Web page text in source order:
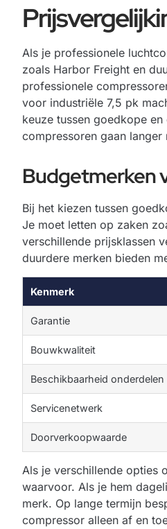
Als je professionele
zoals Harbor Freight en
professionele
voor industriële 7,5 pk
keuze tussen goedkope
compressoren gaan
Budgetmerken
Bij het kiezen tussen
Je moet letten op zaken
verschillende prijsklassen
duurdere merken bieden
Kenmerk
Garantie
Bouwkwaliteit
Beschikbaarheid onderdelen
Servicenetwerk
Doorverkoopwaarde
Als je verschillende opties
waarvoor. Als je hem
merk. Op lange termijn
compressor alleen af en